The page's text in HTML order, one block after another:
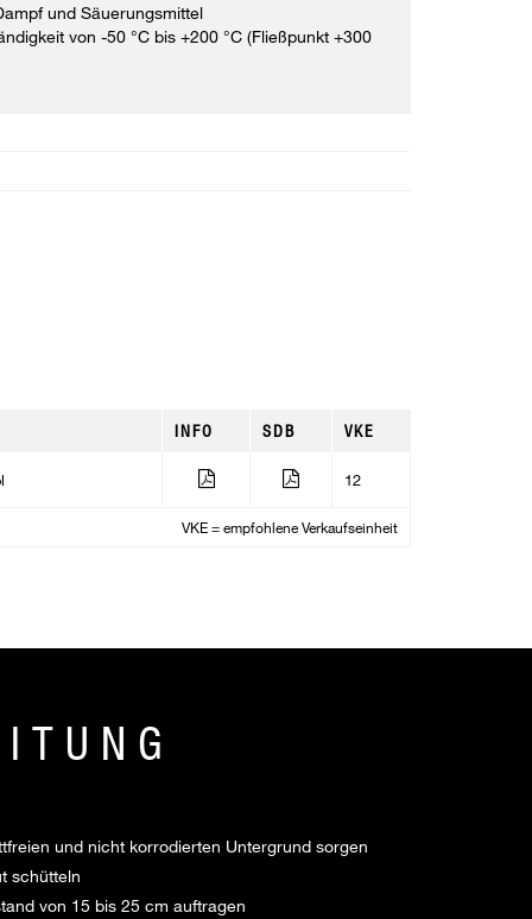
und Säuerungsmittel
von -50 °C bis +200 °C (Fließpunkt +300
INFO SDB VKE
12
VKE = empfohlene Verkaufseinheit
und nicht korrodierten Untergrund sorgen
schütteln
von 15 bis 25 cm auftragen